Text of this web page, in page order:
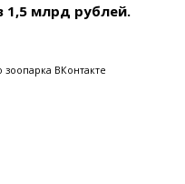
1,5 млрд рублей.
ВКонтакте